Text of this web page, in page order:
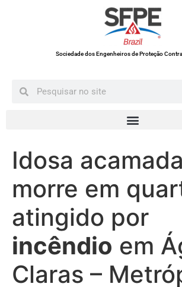
Sociedade dos Engenheiros de Proteção
Idosa acamada
morre em
atingido por
incêndio em
Claras –